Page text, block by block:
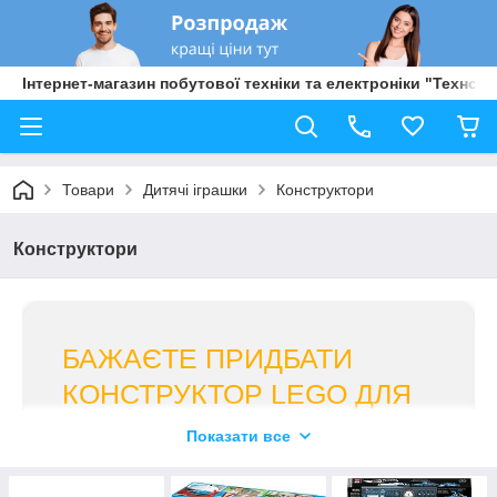
Інтернет-магазин побутової техніки та електроніки "Техно
Товари Дитячі іграшки Конструктори
Конструктори
БАЖАЄТЕ ПРИДБАТИ
КОНСТРУКТОР LEGO ДЛЯ
КОРИСНОЇ РОЗВАГИ ДІТЕЙ
Показати все